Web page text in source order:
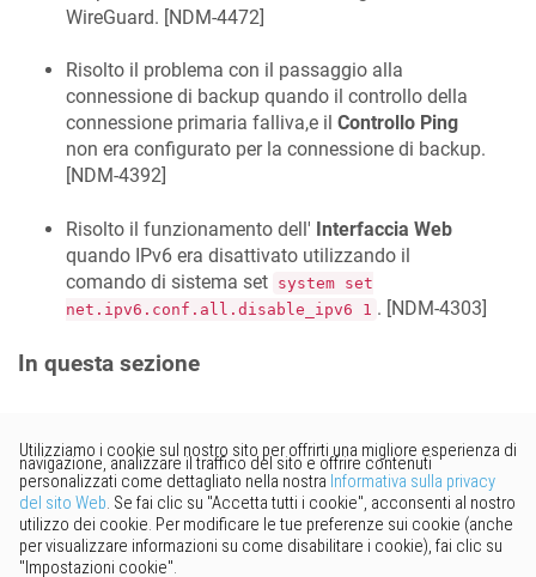
WireGuard. [NDM-4472]
Risolto il problema con il passaggio alla
connessione di backup quando il controllo della
connessione primaria falliva,e il Controllo Ping
non era configurato per la connessione di backup.
[NDM-4392]
Risolto il funzionamento dell' Interfaccia Web
quando IPv6 era disattivato utilizzando il
comando di sistema set system set
net.ipv6.conf.all.disable_ipv6 1 . [NDM-4303]
In questa sezione
Vorresti fornire un feedback?
Basta cliccare qui per suggerire
modifiche.